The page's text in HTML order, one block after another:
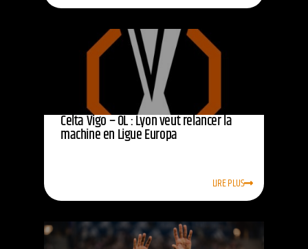
Celta Vigo – OL : Lyon veut relancer la
machine en Ligue Europa
LIRE PLUS